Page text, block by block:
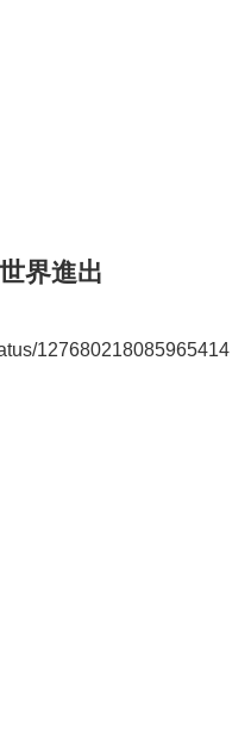
界進出
127680218085965414